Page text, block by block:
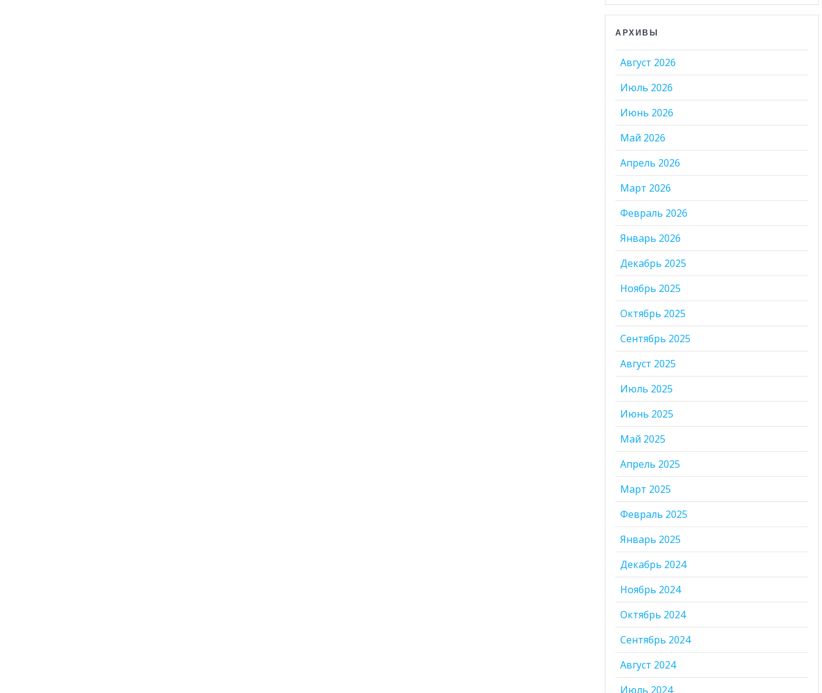
АРХИВЫ
Август 2026
Июль 2026
Июнь 2026
Май 2026
Апрель 2026
Март 2026
Февраль 2026
Январь 2026
Декабрь 2025
Ноябрь 2025
Октябрь 2025
Сентябрь 2025
Август 2025
Июль 2025
Июнь 2025
Май 2025
Апрель 2025
Март 2025
Февраль 2025
Январь 2025
Декабрь 2024
Ноябрь 2024
Октябрь 2024
Сентябрь 2024
Август 2024
Июль 2024